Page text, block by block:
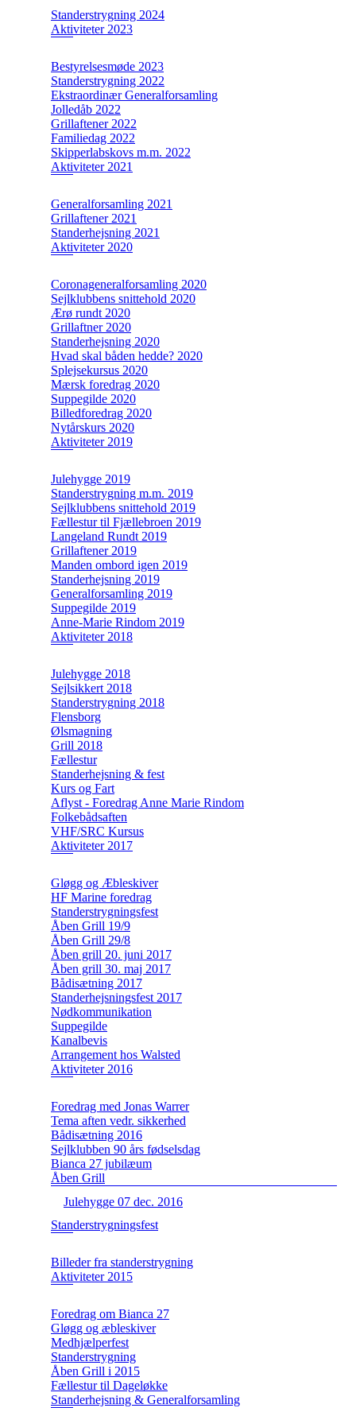
Standerstrygning 2024
Aktiviteter 2023
Bestyrelsesmøde 2023
Standerstrygning 2022
Ekstraordinær Generalforsamling
Jolledåb 2022
Grillaftener 2022
Familiedag 2022
Skipperlabskovs m.m. 2022
Aktiviteter 2021
Generalforsamling 2021
Grillaftener 2021
Standerhejsning 2021
Aktiviteter 2020
Coronageneralforsamling 2020
Sejlklubbens snittehold 2020
Ærø rundt 2020
Grillaftner 2020
Standerhejsning 2020
Hvad skal båden hedde? 2020
Splejsekursus 2020
Mærsk foredrag 2020
Suppegilde 2020
Billedforedrag 2020
Nytårskurs 2020
Aktiviteter 2019
Julehygge 2019
Standerstrygning m.m. 2019
Sejlklubbens snittehold 2019
Fællestur til Fjællebroen 2019
Langeland Rundt 2019
Grillaftener 2019
Manden ombord igen 2019
Standerhejsning 2019
Generalforsamling 2019
Suppegilde 2019
Anne-Marie Rindom 2019
Aktiviteter 2018
Julehygge 2018
Sejlsikkert 2018
Standerstrygning 2018
Flensborg
Ølsmagning
Grill 2018
Fællestur
Standerhejsning & fest
Kurs og Fart
Aflyst - Foredrag Anne Marie Rindom
Folkebådsaften
VHF/SRC Kursus
Aktiviteter 2017
Gløgg og Æbleskiver
HF Marine foredrag
Standerstrygningsfest
Åben Grill 19/9
Åben Grill 29/8
Åben grill 20. juni 2017
Åben grill 30. maj 2017
Bådisætning 2017
Standerhejsningsfest 2017
Nødkommunikation
Suppegilde
Kanalbevis
Arrangement hos Walsted
Aktiviteter 2016
Foredrag med Jonas Warrer
Tema aften vedr. sikkerhed
Bådisætning 2016
Sejlklubben 90 års fødselsdag
Bianca 27 jubilæum
Åben Grill
Julehygge 07 dec. 2016
Standerstrygningsfest
Billeder fra standerstrygning
Aktiviteter 2015
Foredrag om Bianca 27
Gløgg og æbleskiver
Medhjælperfest
Standerstrygning
Åben Grill i 2015
Fællestur til Dageløkke
Standerhejsning & Generalforsamling